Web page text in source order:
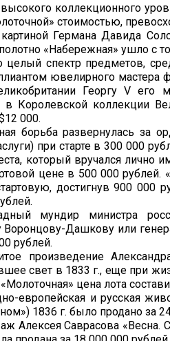
коллекционного
стоимостью,
Германа Давида
«Набережная» ушло с
спектр предметов,
ювелирного
Георгу V его
Королевской коллекции
000.
борьба развернулась за
при старте в 300 000
который вручался лично
цене в 500 000 рублей.
достигнув 900 000
мундир министра
Воронцову-Дашкову или
рублей.
произведение
свет в 1833 г., еще при
цена лота
европейская и русская
1836 г. было продано за
Алексея Саврасова «Весна.